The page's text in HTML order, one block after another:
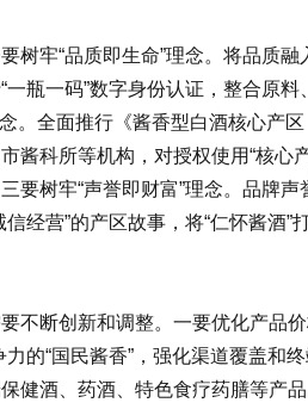
牢“品质即生命”理念。将品质
瓶一码”数字身份认证，整合原
。全面推行《酱香型白酒核心
科所等机构，对授权使用“核心
树牢“声誉即财富”理念。品牌
经营”的产区故事，将“仁怀酱酒
断创新和调整。一要优化产品
的“国民酱香”，强化渠道覆盖
酒、药酒、特色食疗药膳等产